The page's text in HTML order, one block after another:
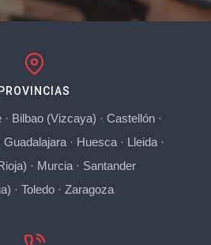
PROVINCIAS
· Bilbao (Vizcaya) · Castellón·
Guadalajara· Huesca· Lleida·
· Murcia· Santander
·Toledo ·Zaragoza